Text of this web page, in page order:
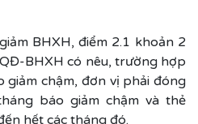
BHXH, điểm 2.1 khoản 2
BHXH có nêu, trường hợp
giảm chậm, đơn vị phải đóng
báo giảm chậm và thẻ
hết các tháng đó.